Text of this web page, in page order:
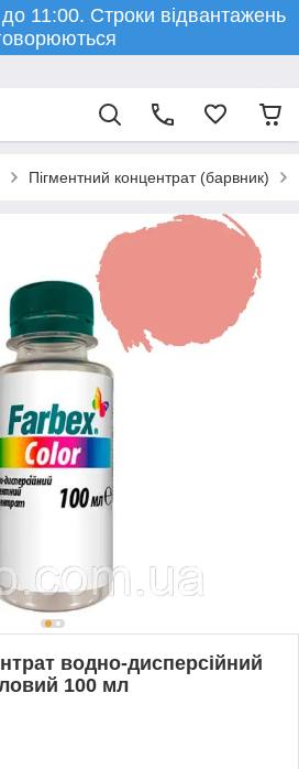
11:00. Строки відвантажень
Пігментний концентрат (барвник)
водно-дисперсійний
100 мл